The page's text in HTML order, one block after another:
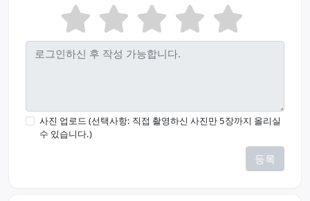
사진 업로드 (선택사항: 직접 촬영하신 사진만 5장까지 올리실
수 있습니다.)
등록